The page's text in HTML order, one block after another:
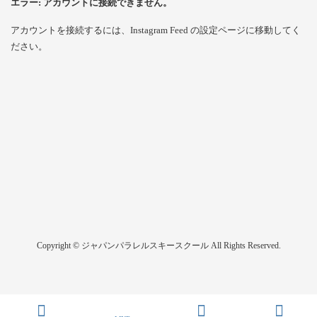
エラー: アカウントに接続できません。
アカウントを接続するには、Instagram Feed の設定ページに移動してく
ださい。
Copyright © ジャパンパラレルスキースクール All Rights Reserved.